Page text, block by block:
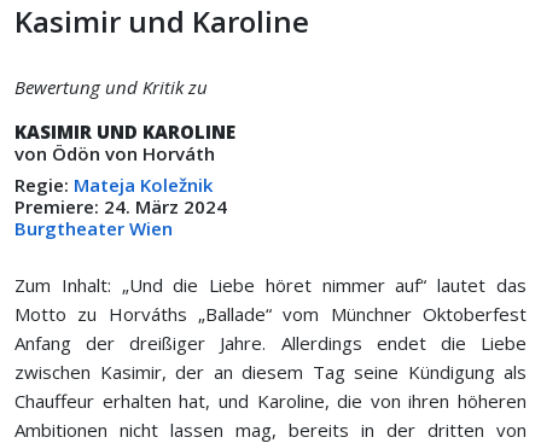
Kasimir und Karoline
Bewertung und Kritik zu
KASIMIR UND KAROLINE
von Ödön von Horváth
Regie: Mateja Koležnik
Premiere: 24. März 2024
Burgtheater Wien
Zum Inhalt: „Und die Liebe höret nimmer auf“ lautet das
Motto zu Horváths „Ballade“ vom Münchner Oktoberfest
Anfang der dreißiger Jahre. Allerdings endet die Liebe
zwischen Kasimir, der an diesem Tag seine Kündigung als
Chauffeur erhalten hat, und Karoline, die von ihren höheren
Ambitionen nicht lassen mag, bereits in der dritten von